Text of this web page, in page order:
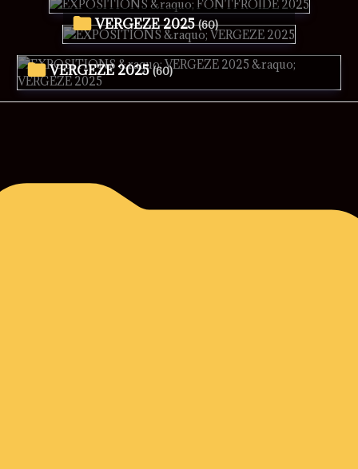
VERGEZE 2025 (60)
VERGEZE 2025 (60)